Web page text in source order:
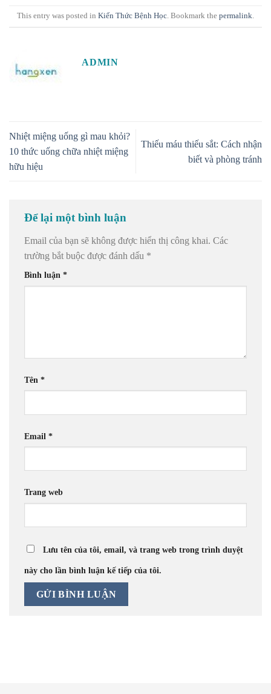
This entry was posted in Kiến Thức Bệnh Học. Bookmark the permalink.
ADMIN
Nhiệt miệng uống gì mau khỏi?
10 thức uống chữa nhiệt miệng
hữu hiệu
Thiếu máu thiếu sắt: Cách nhận
biết và phòng tránh
Để lại một bình luận
Email của bạn sẽ không được hiển thị công khai. Các
trường bắt buộc được đánh dấu *
Bình luận *
Tên *
Email *
Trang web
Lưu tên của tôi, email, và trang web trong trình duyệt
này cho lần bình luận kế tiếp của tôi.